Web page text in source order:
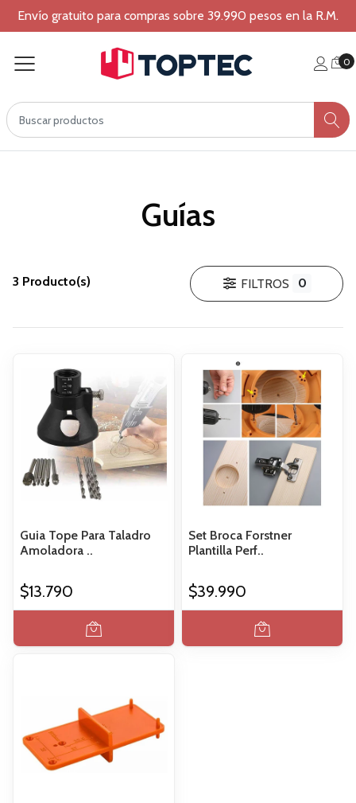
Envío gratuito para compras sobre 39.990 pesos en la R.M.
0
Guías
3 Producto(s) FILTROS 0
Guia Tope Para Taladro
Amoladora ..
$13.790
Set Broca Forstner
Plantilla Perf..
$39.990